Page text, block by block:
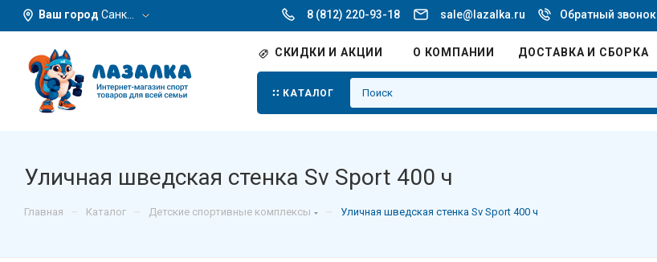
Ваш город Санкт-Петербург 8 (812) 220-93-18 sale@lazalka.ru Обратный звонок
СКИДКИ И АКЦИИ О КОМПАНИИ ДОСТАВКА И СБОРКА
КАТАЛОГ
Уличная шведская стенка Sv Sport 400 ч
Главная – Каталог – Детские спортивные комплексы – Уличная шведская стенка Sv Sport 400 ч